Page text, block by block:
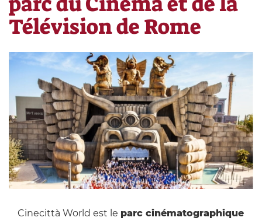
Télévision de Rome
Cinecittà World est le parc cinématographique